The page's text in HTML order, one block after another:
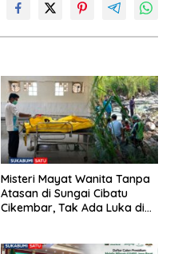
Misteri Mayat Wanita Tanpa
Atasan di Sungai Cibatu
Cikembar, Tak Ada Luka di